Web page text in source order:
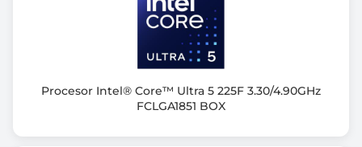
Karta graficzna zintegrowana z procesorem
Maksymalny pobór mocy (TDP)
182.0 W
BOX
Procesor Intel® Core™ Ultra 5 225F 3.30/4.90GHz
FCLGA1851 BOX